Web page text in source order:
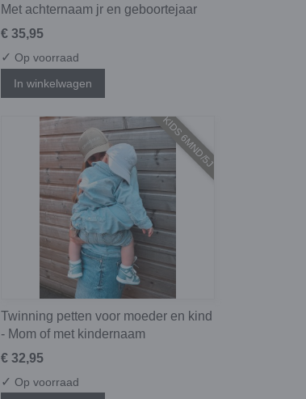
Met achternaam jr en geboortejaar
€ 35,95
✓ Op voorraad
In winkelwagen
KIDS 6MND/5J
Twinning petten voor moeder en kind
- Mom of met kindernaam
€ 32,95
✓ Op voorraad